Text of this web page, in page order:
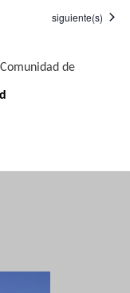
Eventos
siguiente(s)
de